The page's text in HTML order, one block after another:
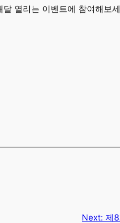
열리는 이벤트에 참여해보
Next: 제